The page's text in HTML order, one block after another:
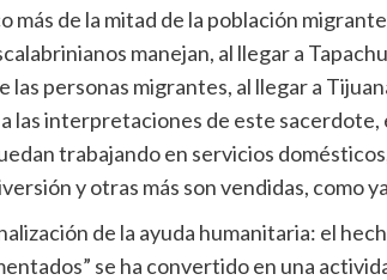
de la mitad de la población
manejan, al llegar a
personas migrantes, al llegar a
las interpretaciones de este
trabajando en servicios
y otras más son vendidas, como
de la ayuda humanitaria: el
se ha convertido en una